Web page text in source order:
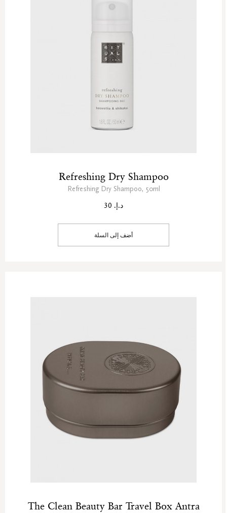
Refreshing Dry Shampoo
Refreshing Dry Shampoo, 50ml
د.إ. 30
أضف إلى السلة
The Clean Beauty Bar Travel Box Antra